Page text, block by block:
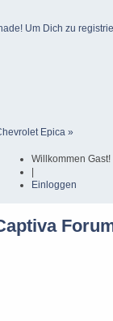
Um Dich zu
Epica »
Willkommen Gast!
Einloggen